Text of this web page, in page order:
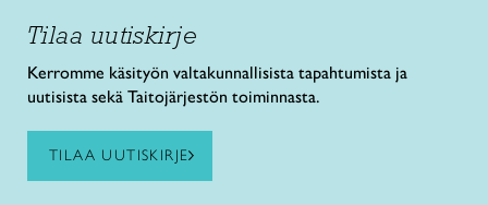
Tilaa uutiskirje
Kerromme käsityön valtakunnallisista tapahtumista ja
uutisista sekä Taitojärjestön toiminnasta.
TILAA UUTISKIRJE